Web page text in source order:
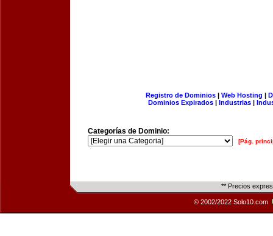
Registro de Dominios| Web Hosting |
Dominios Expirados | Industrias |
Categorías de Dominio:
[Pág.
** Precios
© 2002/2022 Solo10.com